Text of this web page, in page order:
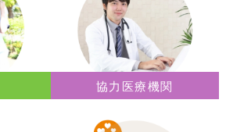
協力医療機関